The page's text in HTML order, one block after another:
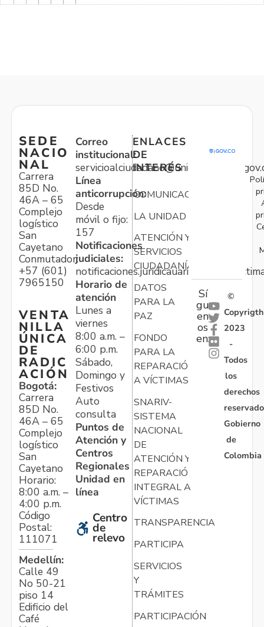
SEDE
NACIO
NAL
Carrera
85D No.
46A – 65
Complejo
logístico
San
Cayetano
Conmutador:
+57 (601)
7965150
VENTA
NILLA
ÚNICA
DE
RADIC
ACIÓN
Bogotá:
Carrera
85D No.
46A – 65
Complejo
logístico
San
Cayetano
Horario:
8:00 a.m. –
4:00 p.m.
Código
Postal:
111071
Medellín:
Calle 49
No 50-21
piso 14
Edificio del
Café
Correo
institucional:
Línea
anticorrupción:
Desde
móvil o fijo:
157
Notificaciones
judiciales:
Horario de
atención
Lunes a
viernes
8:00 a.m. –
6:00 p.m.
Sábado,
Domingo y
Festivos
Auto
consulta
Puntos de
Atención y
Centros
Regionales
Unidad en
línea
Centro
de
relevo
ENLACES
DE
INTERÉS
COMUNICACIONES
LA UNIDAD
ATENCIÓN Y
SERVICIOS
CIUDADANÍA
DATOS
PARA LA
PAZ
FONDO
PARA LA
REPARACIÓN
A VÍCTIMAS
SNARIV-
SISTEMA
NACIONAL
DE
ATENCIÓN Y
REPARACIÓN
INTEGRAL A
VÍCTIMAS
TRANSPARENCIA
PARTICIPA
SERVICIOS
Y
TRÁMITES
PARTICIPACIÓN
Sí
gu
en
os
en:
©
Copyrigth
2023
-
Todos
los
derechos
Gobierno
de
Colombia